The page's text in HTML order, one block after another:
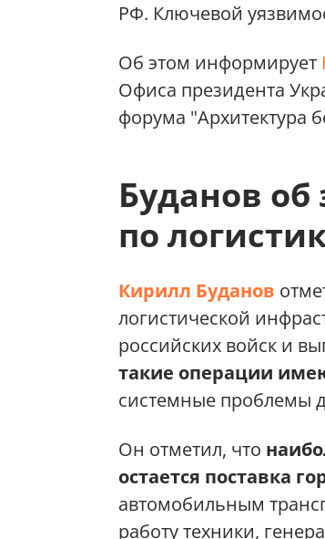
РФ. Ключевой
Об этом информирует
Офиса президента
форума "Архитектура
Буданов
по
Кирилл Буданов
логистической
российских войск и
такие операции
системные проблемы
Он отметил, что
остается поставка
автомобильным
работу техники,